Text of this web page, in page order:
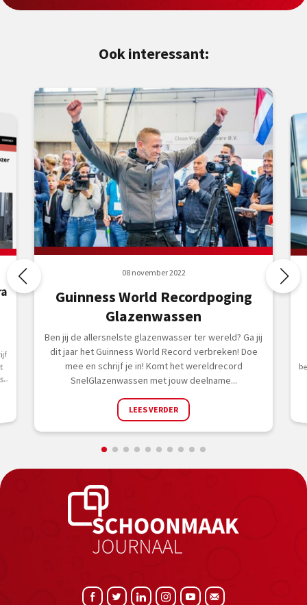
Ook interessant:
08 november 2022
Guinness World Recordpoging
Glazenwassen
Ben jij de allersnelste glazenwasser ter wereld? Ga jij
dit jaar het Guinness World Record verbreken! Doe
mee en schrijf je in! Komt het wereldrecord
SnelGlazenwassen met jouw deelname...
LEES VERDER